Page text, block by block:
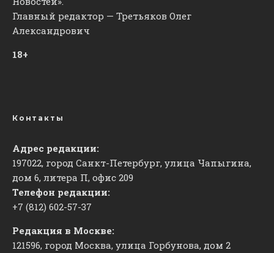
Главный редактор — Третьяков Олег
Александрович
18+
Контакты
Адрес редакции:
197022, город Санкт-Петербург, улица Чапыгина,
дом 6, литера П, офис 209
Телефон редакции:
+7 (812) 602-57-37
Редакция в Москве:
121596, город Москва, улица Горбунова, дом 2